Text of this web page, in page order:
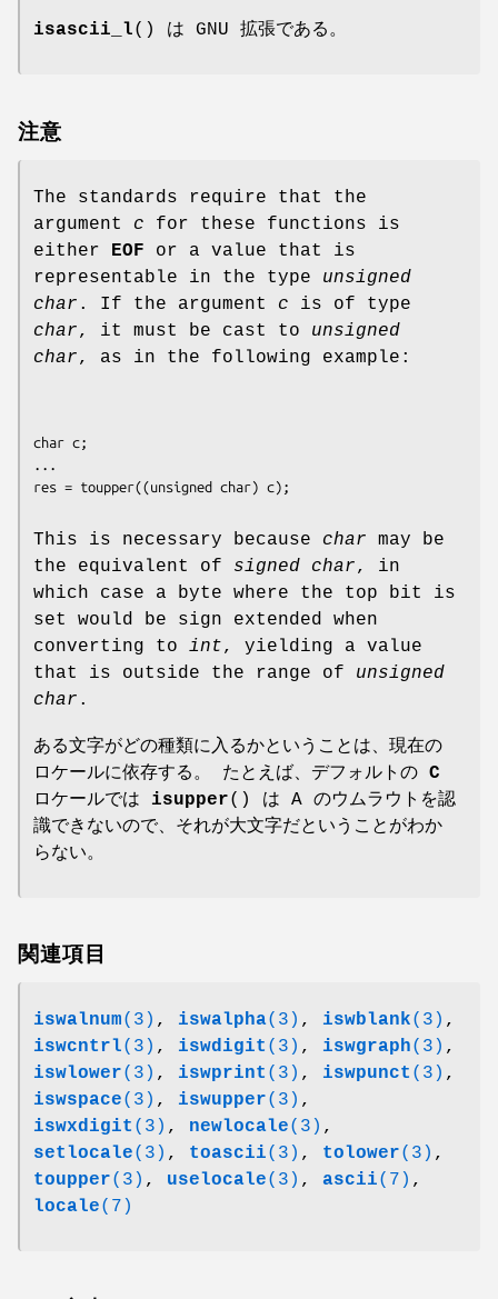
isascii_l() は GNU 拡張である。
注意
The standards require that the
argument c for these functions is
either
EOF or a value that is
representable in the type unsigned
char . If the argument c is of type
char, it must be cast to unsigned
char, as in the following example:
char c;
This is necessary because char may be
the equivalent of signed char, in
which case a byte where the top bit is
set would be sign extended when
converting to int, yielding a value
that is outside the range of unsigned
char .
ある文字がどの種類に入るかということは、現在の
ロケールに依存する。 たとえば、デフォルトの C
ロケールでは isupper() は A のウムラウトを認
識できないので、それが大文字だということがわか
らない。
関連項目
iswalnum(3) , iswalpha(3) , iswblank(3) ,
iswcntrl(3) , iswdigit (3) , iswgraph(3) ,
iswlower(3) , iswprint (3) , iswpunct (3) ,
iswspace(3) , iswupper(3) ,
iswxdigit (3) , newlocale(3) ,
setlocale(3) , toascii(3) , tolower(3) ,
toupper(3) , uselocale(3) , ascii(7) ,
locale(7)